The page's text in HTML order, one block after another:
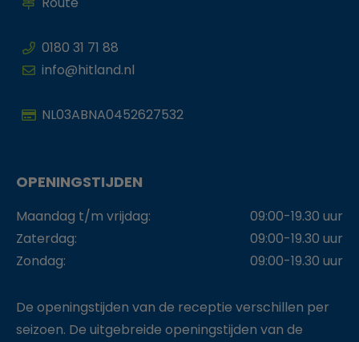
0180 31 71 88
info@hitland.nl
NL03ABNA0452627532
OPENINGSTIJDEN
Maandag t/m vrijdag:
09:00-19.30 uur
Zaterdag:
09:00-19.30 uur
Zondag:
09:00-19.30 uur
De openingstijden van de receptie verschillen per
seizoen. De uitgebreide openingstijden van de